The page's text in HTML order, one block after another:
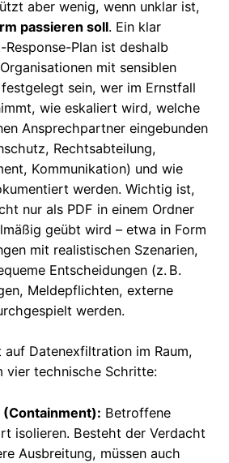
aber wenig, wenn unklar ist,
passieren soll. Ein klar
Plan ist deshalb
mit sensiblen
sein, wer im Ernstfall
wie eskaliert wird, welche
Ansprechpartner eingebunden
Rechtsabteilung,
Kommunikation) und wie
werden. Wichtig ist,
nur als PDF in einem Ordner
geübt wird – etwa in Form
mit realistischen Szenarien,
Entscheidungen (z. B.
Meldepflichten, externe
werden.
Datenexfiltration im Raum,
vier technische Schritte:
(Containment): Betroffene
isolieren. Besteht der Verdacht
Ausbreitung, müssen auch